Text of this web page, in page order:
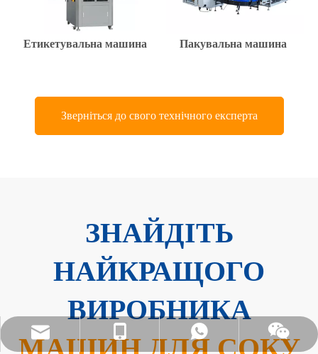
Етикетувальна машина Пакувальна машина
Зверніться до свого технічного експерта
ЗНАЙДІТЬ
НАЙКРАЩОГО
ВИРОБНИКА
sales@pestopack.com